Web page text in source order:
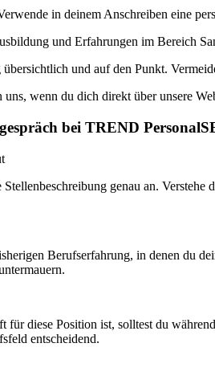
in deinem Anschreiben eine
und Erfahrungen im Bereich
und auf den Punkt.
uns, wenn du dich direkt über unsere
bei TREND
genau an.
Berufserfahrung, in denen du
diese Position ist, solltest du
entscheidend.